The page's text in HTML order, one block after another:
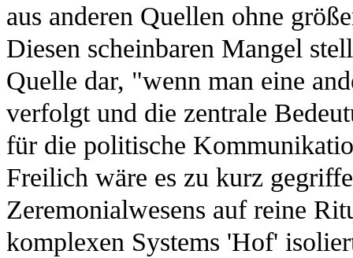
aus anderen Quellen ohne
Diesen scheinbaren Mangel
Quelle dar, "wenn man eine
verfolgt und die zentrale
für die politische
Freilich wäre es zu kurz
Zeremonialwesens auf reine
komplexen Systems 'Hof'